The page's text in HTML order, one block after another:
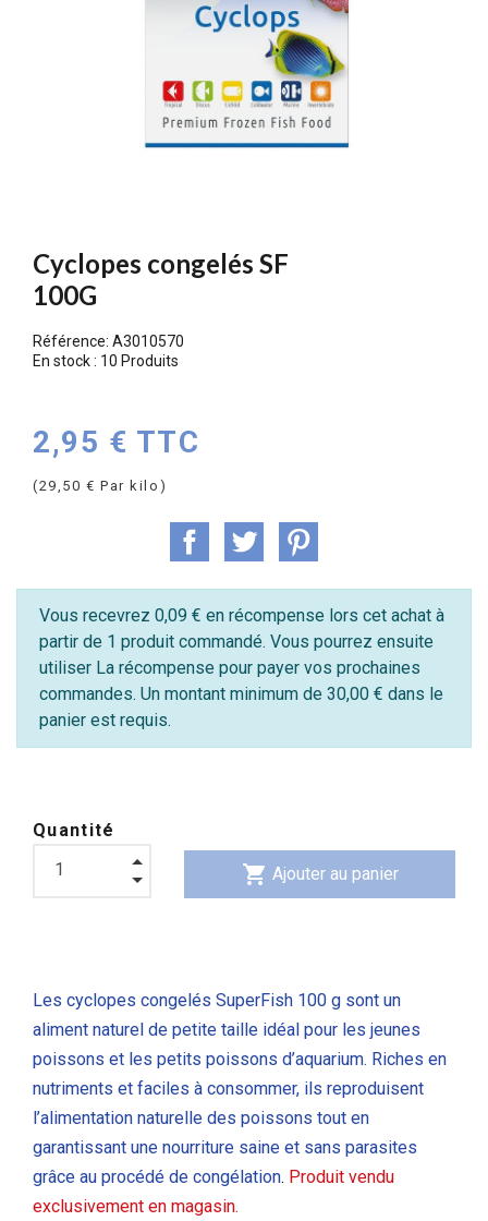
Cyclopes congelés SF
100G
Référence: A3010570
En stock : 10 Produits
2,95 € TTC
(29,50 € Par kilo)
Vous recevrez 0,09 € en récompense lors cet achat à
partir de 1 produit commandé. Vous pourrez ensuite
utiliser La récompense pour payer vos prochaines
commandes. Un montant minimum de 30,00 € dans le
panier est requis.
Quantité
shopping_cart Ajouter au panier
Les cyclopes congelés SuperFish 100 g sont un
aliment naturel de petite taille idéal pour les jeunes
poissons et les petits poissons d’aquarium. Riches en
nutriments et faciles à consommer, ils reproduisent
l’alimentation naturelle des poissons tout en
garantissant une nourriture saine et sans parasites
grâce au procédé de congélation. Produit vendu
exclusivement en magasin.